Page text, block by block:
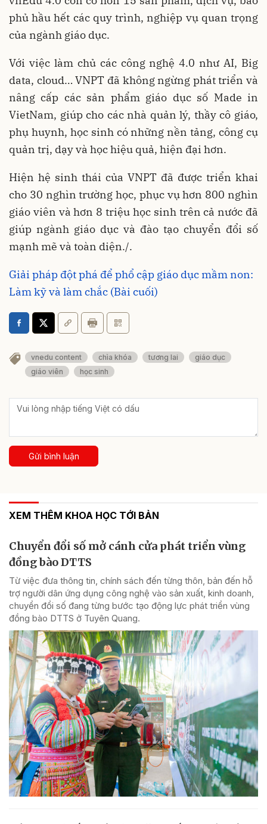
phủ hầu hết các quy trình, nghiệp vụ quan trọng
của ngành giáo dục.
Với việc làm chủ các công nghệ 4.0 như AI, Big
data, cloud… VNPT đã không ngừng phát triển và
nâng cấp các sản phẩm giáo dục số Made in
VietNam, giúp cho các nhà quản lý, thầy cô giáo,
phụ huynh, học sinh có những nền tảng, công cụ
quản trị, dạy và học hiệu quả, hiện đại hơn.
Hiện hệ sinh thái của VNPT đã được triển khai
cho 30 nghìn trường học, phục vụ hơn 800 nghìn
giáo viên và hơn 8 triệu học sinh trên cả nước đã
giúp ngành giáo dục và đào tạo chuyển đổi số
mạnh mẽ và toàn diện./.
Giải pháp đột phá để phổ cập giáo dục mầm non:
Làm kỹ và làm chắc (Bài cuối)
vnedu content chìa khóa tương lai
giáo dục
giáo viên
học sinh
Gửi bình luận
XEM THÊM KHOA HỌC TỚI BẢN
Chuyển đổi số mở cánh cửa phát triển vùng
đồng bào DTTS
Từ việc đưa thông tin, chính sách đến từng thôn, bản đến hỗ
trợ người dân ứng dụng công nghệ vào sản xuất, kinh doanh,
chuyển đổi số đang từng bước tạo động lực phát triển vùng
đồng bào DTTS ở Tuyên Quang.